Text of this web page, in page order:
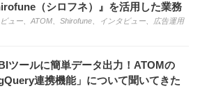
（シロフネ）』を活用した業務
方法とは？
ュー ATOM Shirofune インタビュー 広告運用
ツールに簡単データ出力！ATOMの
連携機能」について聞いてきた